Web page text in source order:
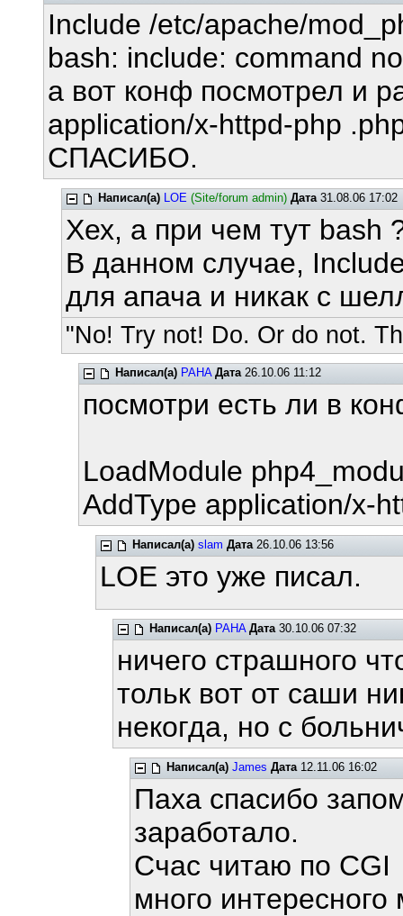
Include /etc/apache/
bash: include: command
а вот конф посмотрел и
application/x-httpd-php
СПАСИБО.
Написал(а) LOE (Site/forum admin) Дата31.08.06 17:02
Хех, а при чем тут bash
В данном случае,
для апача и никак с
"No! Try not! Do. Or do not.
Написал(а) PAHA Дата26.10.06 11:12
посмотри есть ли в
LoadModule
AddType application/x-
Написал(а) slam Дата26.10.06 13:56
LOE это уже писал.
Написал(а) PAHA Дата30.10.06 07:32
ничего страшного
тольк вот от саши
некогда, но с
Написал(а) James Дата12.11.06 16:02
Паха спасибо
заработало.
Счас читаю по
много